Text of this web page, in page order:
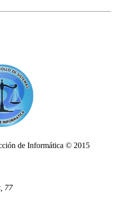
de Informática © 2015
77